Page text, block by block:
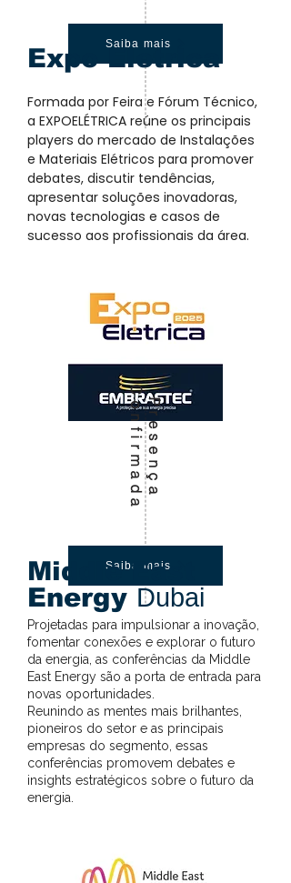
Saiba mais
Expo Eletrica
Formada por Feira e Fórum Técnico,
a EXPOELÉTRICA reúne os principais
players do mercado de Instalações
e Materiais Elétricos para promover
debates, discutir tendências,
apresentar soluções inovadoras,
novas tecnologias e casos de
sucesso aos profissionais da área.
P
r
e
s
e
n
ç
a
Co
n
f
i
r
m
a
d
a
Saiba mais
Middle East
Energy Dubai
Projetadas para impulsionar a inovação,
fomentar conexões e explorar o futuro
da energia, as conferências da Middle
East Energy são a porta de entrada para
novas oportunidades.
Reunindo as mentes mais brilhantes,
pioneiros do setor e as principais
empresas do segmento, essas
conferências promovem debates e
insights estratégicos sobre o futuro da
energia.